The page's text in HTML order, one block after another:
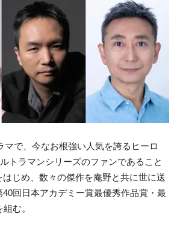
で、今なお根強い人気を誇るヒーロ
トラマンシリーズのファンであること
じめ、数々の傑作を庵野と共に世に送
40回日本アカデミー賞最優秀作品賞・最
む。